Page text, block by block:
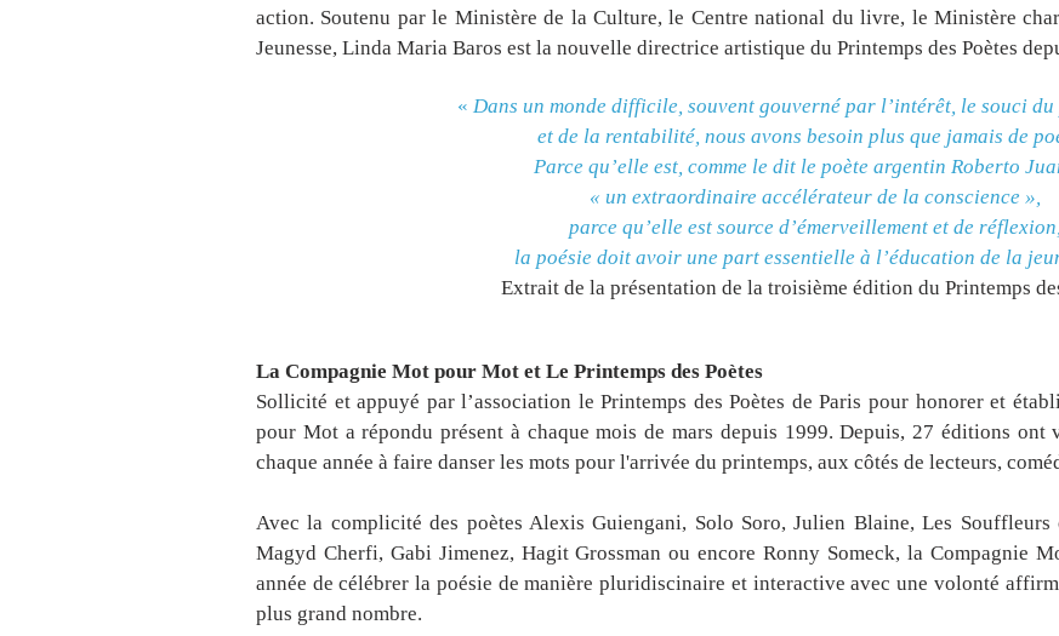
action. Soutenu par le Ministère de la Culture, le Centre national du livre, le Ministère
Jeunesse, Linda Maria Baros est la nouvelle directrice artistique du Printemps des Poètes
« Dans un monde difficile, souvent gouverné par l’intérêt, le souci
et de la rentabilité, nous avons besoin plus que jamais de
Parce qu’elle est, comme le dit le poète argentin Roberto
« un extraordinaire accélérateur de la conscience »,
parce qu’elle est source d’émerveillement et de réflexion,
la poésie doit avoir une part essentielle à l’éducation de la
Extrait de la présentation de la troisième édition du Printemps
La Compagnie Mot pour Mot et Le Printemps des Poètes
Sollicité et appuyé par l’association le Printemps des Poètes de Paris pour honorer et
pour Mot a répondu présent à chaque mois de mars depuis 1999. Depuis, 27 éditions
chaque année à faire danser les mots pour l'arrivée du printemps, aux côtés de lecteurs,
Avec la complicité des poètes Alexis Guiengani, Solo Soro, Julien Blaine, Les
Magyd Cherfi, Gabi Jimenez, Hagit Grossman ou encore Ronny Someck, la Compagnie
année de célébrer la poésie de manière pluridiscinaire et interactive avec une volonté
plus grand nombre.